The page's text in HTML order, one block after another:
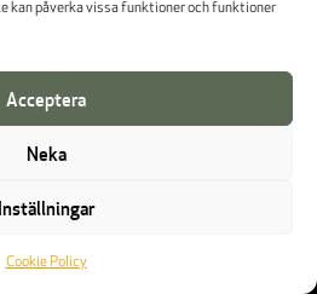
kan påverka vissa funktioner och funktioner
Acceptera
Neka
Inställningar
Cookie Policy